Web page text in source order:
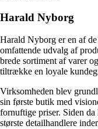
Harald Nyborg
Harald Nyborg er en af
omfattende udvalg af
brede sortiment af varer
tiltrække en loyale
Virksomheden blev
sin første butik med
fornuftige priser. Siden
største detailhandlere